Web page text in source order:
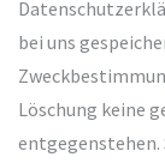
bei uns
Löschung keine
entgegenstehen.